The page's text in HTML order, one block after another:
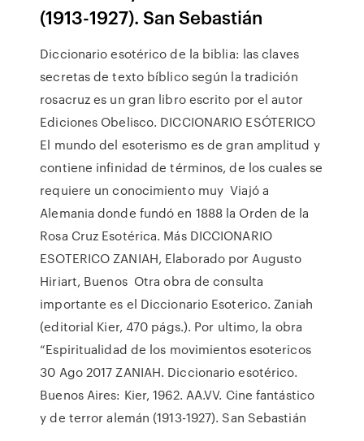
(1913-1927). San Sebastián
Diccionario esotérico de la biblia: las claves
secretas de texto bíblico según la tradición
rosacruz es un gran libro escrito por el autor
Ediciones Obelisco. DICCIONARIO ESÓTERICO
El mundo del esoterismo es de gran amplitud y
contiene infinidad de términos, de los cuales se
requiere un conocimiento muy Viajó a
Alemania donde fundó en 1888 la Orden de la
Rosa Cruz Esotérica. Más DICCIONARIO
ESOTERICO ZANIAH, Elaborado por Augusto
Hiriart, Buenos Otra obra de consulta
importante es el Diccionario Esoterico. Zaniah
(editorial Kier, 470 págs.). Por ultimo, la obra
“Espiritualidad de los movimientos esotericos
30 Ago 2017 ZANIAH. Diccionario esotérico.
Buenos Aires: Kier, 1962. AA.VV. Cine fantástico
y de terror alemán (1913-1927). San Sebastián